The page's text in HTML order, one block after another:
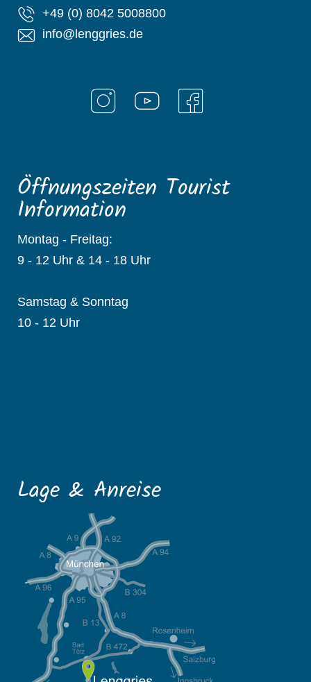
+49 (0) 8042 5008800
info@lenggries.de
Öffnungszeiten Tourist
Information
Montag - Freitag:
9 - 12 Uhr & 14 - 18 Uhr
Samstag & Sonntag
10 - 12 Uhr
Lage & Anreise